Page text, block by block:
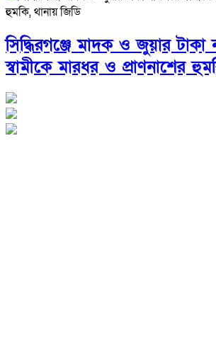
সিদ্ধিরগঞ্জে মাদক ও জুয়ার টাকা
স্বামীকে মারধর ও প্রাণনাশের